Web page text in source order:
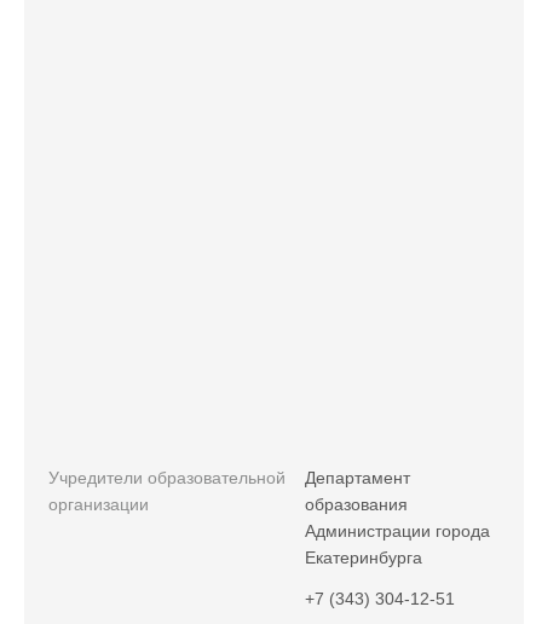
Учредители образовательной
организации
Департамент
образования
Администрации города
Екатеринбурга
+7 (343) 304-12-51